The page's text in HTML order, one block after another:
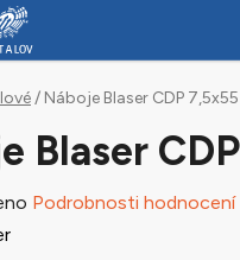
/ Náboje Blaser CDP 7,5x55
Blaser
Podrobnosti hodnocení